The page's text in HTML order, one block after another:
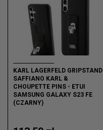
KARL LAGERFELD GRIPSTAND
SAFFIANO KARL &
CHOUPETTE PINS - ETUI
SAMSUNG GALAXY S23 FE
(CZARNY)